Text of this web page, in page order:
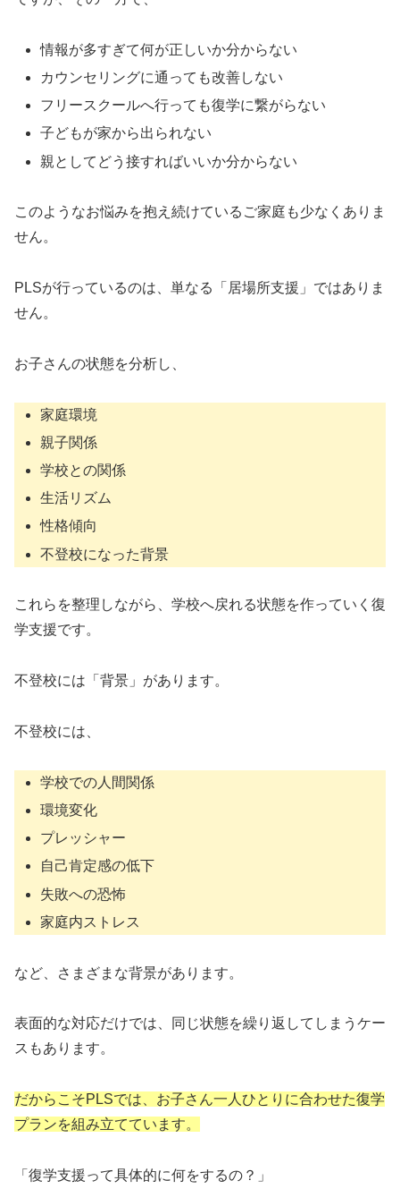
情報が多すぎて何が正しいか分からない
カウンセリングに通っても改善しない
フリースクールへ行っても復学に繋がらない
子どもが家から出られない
親としてどう接すればいいか分からない
このようなお悩みを抱え続けているご家庭も少なくありま
せん。
PLSが行っているのは、単なる「居場所支援」ではありま
せん。
お子さんの状態を分析し、
家庭環境
親子関係
学校との関係
生活リズム
性格傾向
不登校になった背景
これらを整理しながら、学校へ戻れる状態を作っていく復
学支援です。
不登校には「背景」があります。
不登校には、
学校での人間関係
環境変化
プレッシャー
自己肯定感の低下
失敗への恐怖
家庭内ストレス
など、さまざまな背景があります。
表面的な対応だけでは、同じ状態を繰り返してしまうケー
スもあります。
だからこそPLSでは、お子さん一人ひとりに合わせた復学
プランを組み立てています。
「復学支援って具体的に何をするの？」